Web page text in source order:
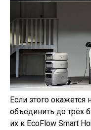
Если этого
объединить до трёх
их к EcoFlow Smart